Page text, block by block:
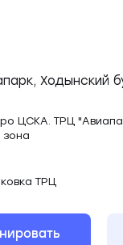
Ходынский
ЦСКА. ТРЦ
ТРЦ